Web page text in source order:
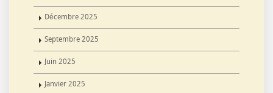
Décembre 2025
Septembre 2025
Juin 2025
Janvier 2025